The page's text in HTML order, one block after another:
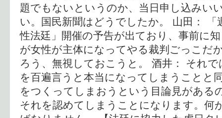
題でもないというのか、当日申し込みい
い。国民新聞はどうでしたか。 山田：
性法廷」開催の予告が出ており、事前に
が女性が主体になってやる裁判ごっこだ
ろう、無視しておこうと。 酒井： それ
を百遍言うと本当になってしまうことと
をつくってしまおうという目論見がある
それを認めてしまうことになります。何